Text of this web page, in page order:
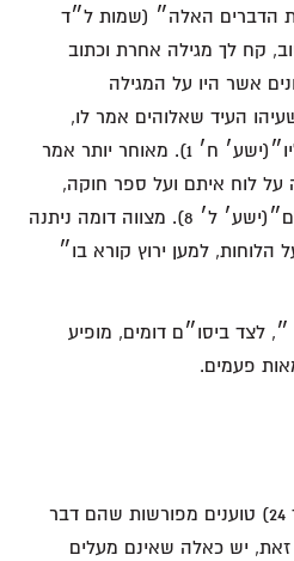
הדברים האלה״ (שמות ל״ד
קח לך מגילה אחרת וכתוב
אשר היו על המגילה
ל״ו 28). ישעיהו העיד שאלוהים אמר לו,
״קח לך גיליון גדול וכתוב עליו״(ישע׳ ח׳ 1). מאוחר יותר אמר
לוח איתם ועל ספר חוקה,
ותהי ליום אחרון לעד עד עולם״(ישע׳ ל׳ 8). מצווה דומה ניתנה
הלוחות, למען ירוץ קורא בו״
לצד ביסו״ם דומים, מופיע
פעמים.
רוב ספרי התנ״ך (כ־18 מתוך 24) טוענים מפורשות שהם דבר
יש כאלה שאינם מעלים